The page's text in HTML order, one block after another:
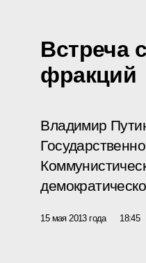
Встреча
фракций
Владимир
15 мая 2013 года 18:45